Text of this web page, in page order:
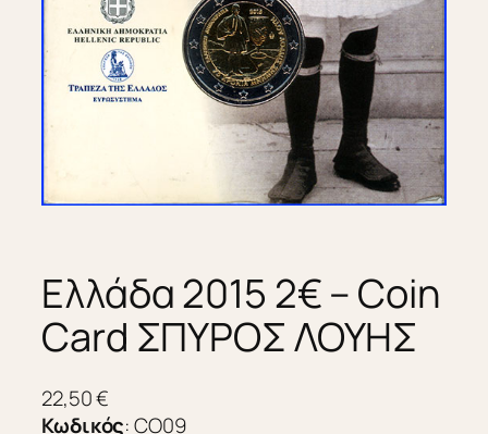
Ελλάδα 2015 2€ – Coin
Card ΣΠΥΡΟΣ ΛΟΥΗΣ
22,50€
Κωδικός:CO09